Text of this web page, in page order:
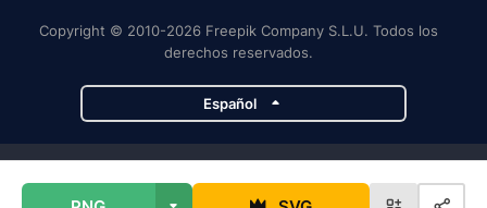
Copyright © 2010-2026 Freepik Company S.L.U. Todos los
derechos reservados.
Español